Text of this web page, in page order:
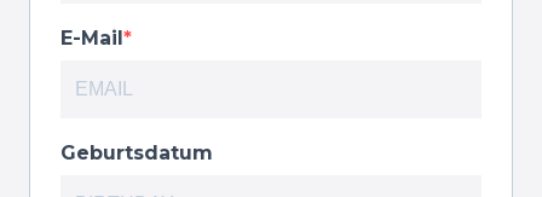
E-Mail
Geburtsdatum